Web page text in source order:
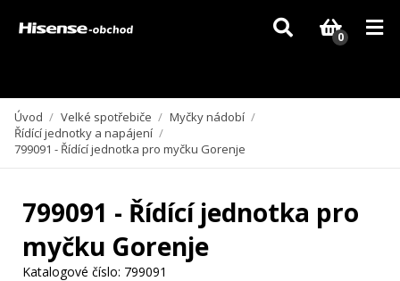
Vzhledem k aktuální situaci se může dodání dílů, které nejsou skladem,
zpozdit. Děkujeme za pochopení.
0
Úvod / Velké spotřebiče / Myčky nádobí /
Řídící jednotky a napájení /
799091 - Řídící jednotka pro myčku Gorenje
799091 - Řídící jednotka pro
myčku Gorenje
Katalogové číslo: 799091